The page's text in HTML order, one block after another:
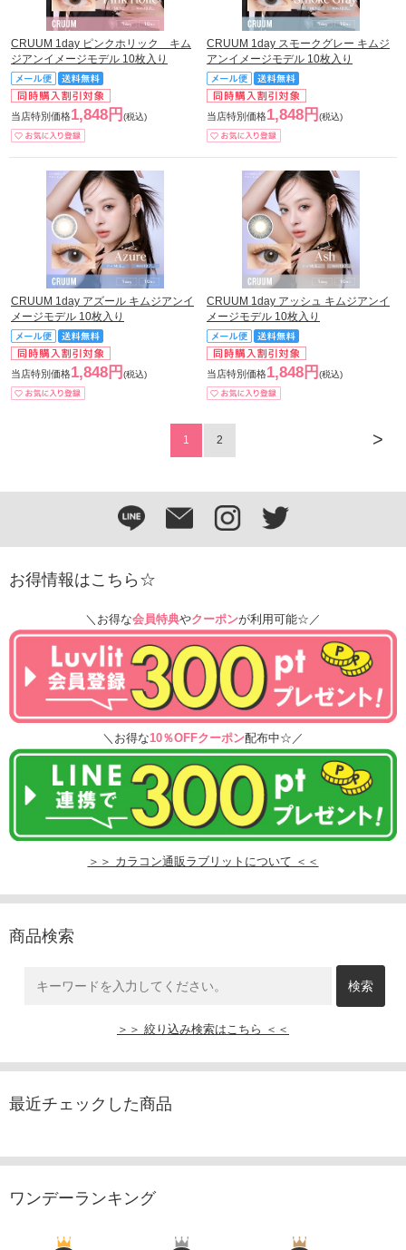
CRUUM 1day ピンクホリック キム
ジアンイメージモデル 10枚入り
当店特別価格1,848円 (税込)
CRUUM 1day スモークグレー キムジ
アンイメージモデル 10枚入り
当店特別価格1,848円 (税込)
CRUUM 1day アズール キムジアンイ
メージモデル 10枚入り
当店特別価格1,848円 (税込)
CRUUM 1day アッシュ キムジアンイ
メージモデル 10枚入り
当店特別価格1,848円 (税込)
>
1 2
お得情報はこちら☆
＼お得な会員特典やクーポンが利用可能☆／
＼お得な10％OFFクーポン配布中☆／
＞＞ カラコン通販ラブリットについて ＜＜
商品検索
＞＞ 絞り込み検索はこちら ＜＜
最近チェックした商品
ワンデーランキング